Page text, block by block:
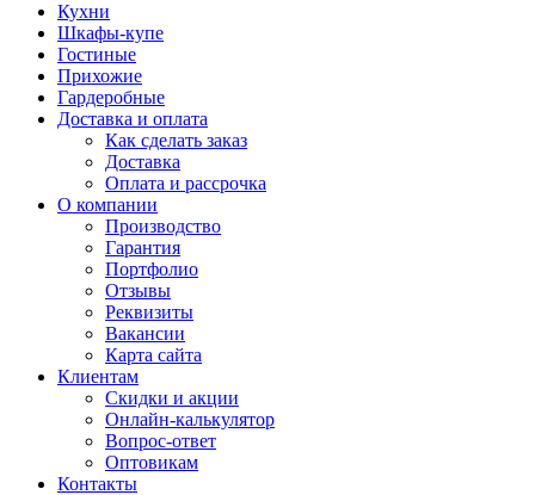
Кухни
Шкафы-купе
Гостиные
Прихожие
Гардеробные
Доставка и оплата
Как сделать заказ
Доставка
Оплата и рассрочка
О компании
Производство
Гарантия
Портфолио
Отзывы
Реквизиты
Вакансии
Карта сайта
Клиентам
Скидки и акции
Онлайн-калькулятор
Вопрос-ответ
Оптовикам
Контакты